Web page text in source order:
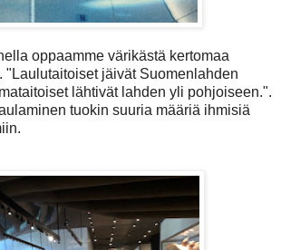
oppaamme värikästä kertomaa
"Laulutaitoiset jäivät Suomenlahden
lähtivät lahden yli pohjoiseen.".
tuokin suuria määriä ihmisiä